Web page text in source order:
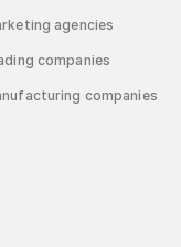
agencies
companies
companies